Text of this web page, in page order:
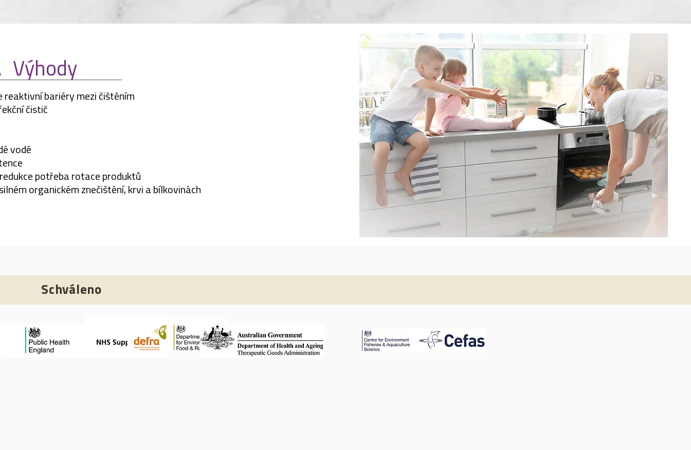
Schváleno
Výhody
reaktivní bariéry mezi čištěním
čistič
vodě
potřeba rotace produktů
organickém znečištění, krvi a bílkovinách